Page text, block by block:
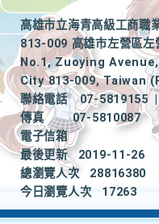
高雄市立海青高級工商職
813-009 高雄市左營區左
No.1, Zuoying
City 813-009, Taiwan
聯絡電話
07-5819155
傳真
07-5810087
電子信箱
最後更新
2019-11-26
總瀏覽人次
28816380
今日瀏覽人次
17263